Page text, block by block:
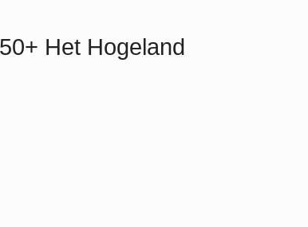
Het Hogeland